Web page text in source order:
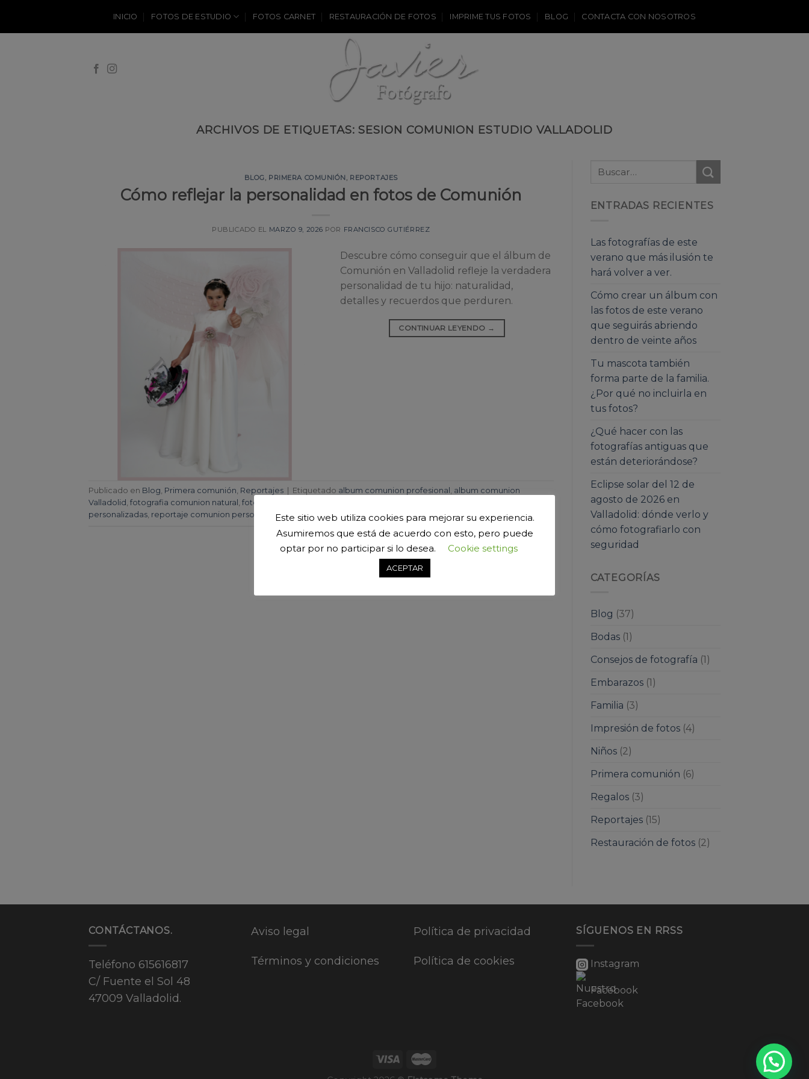
content
INICIO FOTOS DE ESTUDIO FOTOS CARNET RESTAURACIÓN DE FOTOS IMPRIME TUS FOTOS BLOG CONTACTA CON NOSOTROS
ARCHIVOS DE ETIQUETAS:SESION COMUNION ESTUDIO VALLADOLID
BLOG, PRIMERA COMUNIÓN , REPORTAJES
Cómo reflejar la personalidad en fotos de Comunión
PUBLICADO EL MARZO 9, 2026 POR FRANCISCO GUTIÉRREZ
Descubre cómo conseguir que el álbum de
Comunión en Valladolid refleje la verdadera
personalidad de tu hijo: naturalidad,
detalles y recuerdos que perduren.
CONTINUAR LEYENDO →
Publicado en Blog, Primera comunión, Reportajes Etiquetado album comunion profesional , album comunion
Valladolid , fotografia comunion natural , fotografo comunion Valladolid
personalizadas, reportaje comunion personalizado,sesion comunion estudio Valladolid 2Comentarios
ENTRADAS RECIENTES
Las fotografías de este
verano que más ilusión te
hará volver a ver.
Cómo crear un álbum con
las fotos de este verano
que seguirás abriendo
dentro de veinte años
Tu mascota también
forma parte de la familia.
¿Por qué no incluirla en
tus fotos?
¿Qué hacer con las
fotografías antiguas que
están deteriorándose?
Eclipse solar del 12 de
agosto de 2026 en
Valladolid: dónde verlo y
cómo fotografiarlo con
seguridad
CATEGORÍAS
Blog (37)
Bodas(1)
Consejos de fotografía (1)
Embarazos(1)
Familia (3)
Impresión de fotos(4)
Niños(2)
Primera comunión (6)
Regalos(3)
Reportajes(15)
Restauración de fotos(2)
CONTÁCTANOS.
Teléfono 615616817
C/ Fuente el Sol 48
47009 Valladolid.
Aviso legal
Términos y condiciones
Política de privacidad
Política de cookies
SÍGUENOS EN RRSS
Instagram
Facebook
Este sitio web utiliza cookies para mejorar su experiencia.
Asumiremos que está de acuerdo con esto, pero puede
optar por no participar si lo desea.
Cookie settings
ACEPTAR